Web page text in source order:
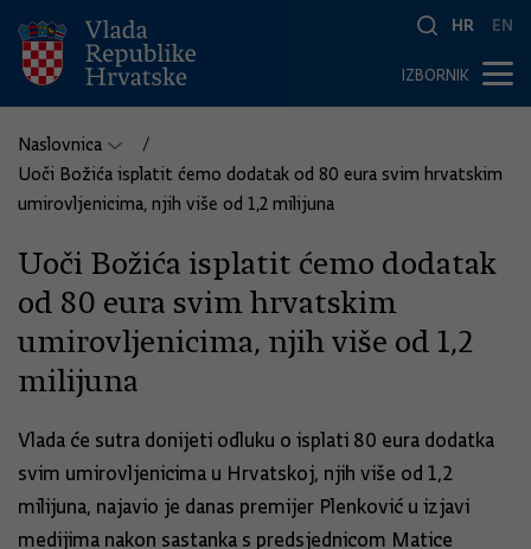
HR EN
IZBORNIK
Naslovnica
Uoči Božića isplatit ćemo dodatak od 80 eura svim hrvatskim
umirovljenicima, njih više od 1,2 milijuna
Uoči Božića isplatit ćemo dodatak
od 80 eura svim hrvatskim
umirovljenicima, njih više od 1,2
milijuna
Vlada će sutra donijeti odluku o isplati 80 eura dodatka
svim umirovljenicima u Hrvatskoj, njih više od 1,2
milijuna, najavio je danas premijer Plenković u izjavi
medijima nakon sastanka s predsjednicom Matice